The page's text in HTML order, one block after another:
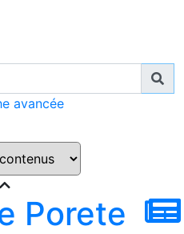
avancée
Porete